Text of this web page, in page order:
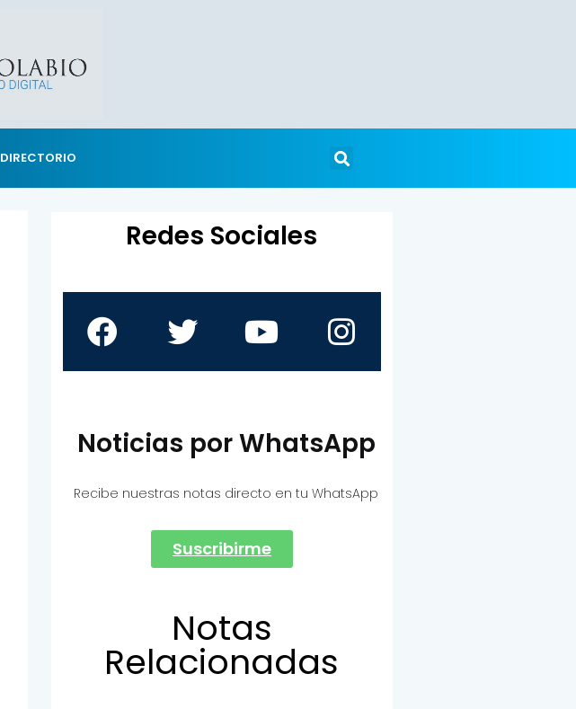
DIRECTORIO
Redes Sociales
Noticias por WhatsApp
Recibe nuestras notas directo en tu WhatsApp
Suscribirme
Notas
Relacionadas